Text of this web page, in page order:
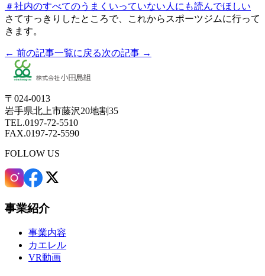
＃社内のすべてのうまくいっていない人にも読んでほしい
さてすっきりしたところで、これからスポーツジムに行って
きます。
← 前の記事一覧に戻る次の記事 →
〒024-0013
岩手県北上市藤沢20地割35
TEL.0197-72-5510
FAX.0197-72-5590
FOLLOW US
事業紹介
事業内容
カエレル
VR動画